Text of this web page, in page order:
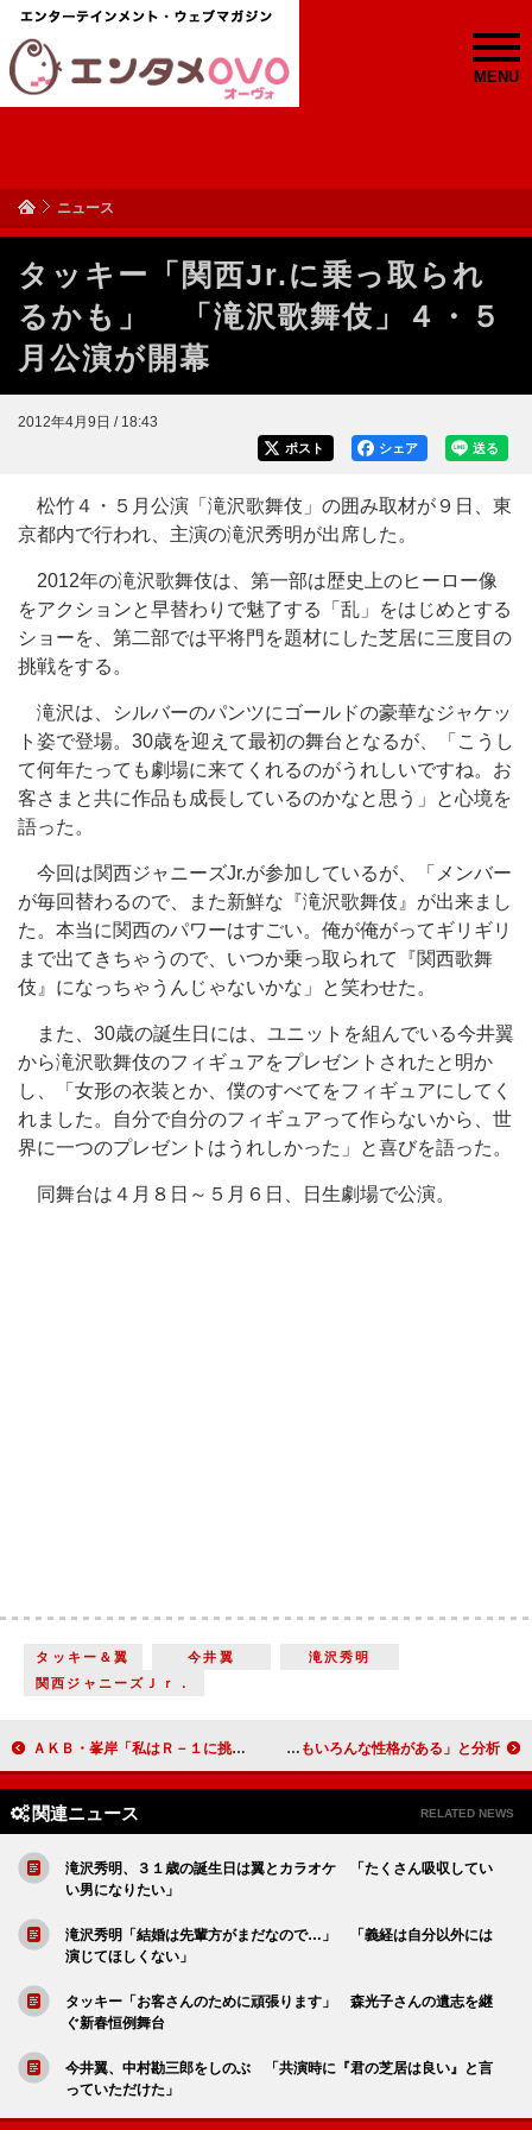
MENU
ニュース
タッキー「関西Jr.に乗っ取られ
るかも」 「滝沢歌舞伎」４・５
月公演が開幕
2012年4月9日 / 18:43
送る
シェア
ポスト
松竹４・５月公演「滝沢歌舞伎」の囲み取材が９日、東
京都内で行われ、主演の滝沢秀明が出席した。
2012年の滝沢歌舞伎は、第一部は歴史上のヒーロー像
をアクションと早替わりで魅了する「乱」をはじめとする
ショーを、第二部では平将門を題材にした芝居に三度目の
挑戦をする。
滝沢は、シルバーのパンツにゴールドの豪華なジャケッ
ト姿で登場。30歳を迎えて最初の舞台となるが、「こうし
て何年たっても劇場に来てくれるのがうれしいですね。お
客さまと共に作品も成長しているのかなと思う」と心境を
語った。
今回は関西ジャニーズJr.が参加しているが、「メンバー
が毎回替わるので、また新鮮な『滝沢歌舞伎』が出来まし
た。本当に関西のパワーはすごい。俺が俺がってギリギリ
まで出てきちゃうので、いつか乗っ取られて『関西歌舞
伎』になっちゃうんじゃないかな」と笑わせた。
また、30歳の誕生日には、ユニットを組んでいる今井翼
から滝沢歌舞伎のフィギュアをプレゼントされたと明か
し、「女形の衣装とか、僕のすべてをフィギュアにしてく
れました。自分で自分のフィギュアって作らないから、世
界に一つのプレゼントはうれしかった」と喜びを語った。
同舞台は４月８日～５月６日、日生劇場で公演。
タッキー＆翼 今井翼
滝沢秀明
関西ジャニーズＪｒ．
ＡＫＢ・峯岸「私はＲ－１に挑戦かな？」 コント番組「びみょ～」の第２弾決定 市川実日子、17匹の猫との共演を振り返る 「猫にもいろんな性格がある」と分析
関連ニュース RELATED NEWS
滝沢秀明、３１歳の誕生日は翼とカラオケ 「たくさん吸収してい
い男になりたい」
滝沢秀明「結婚は先輩方がまだなので…」 「義経は自分以外には
演じてほしくない」
タッキー「お客さんのために頑張ります」 森光子さんの遺志を継
ぐ新春恒例舞台
今井翼、中村勘三郎をしのぶ 「共演時に『君の芝居は良い』と言
っていただけた」